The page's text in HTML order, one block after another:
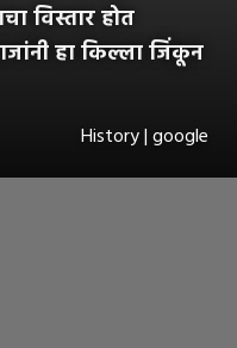
विस्तार होत
हा किल्ला जिंकून
History | google